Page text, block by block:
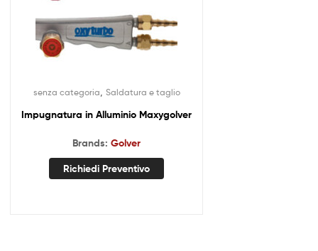
senza categoria Saldatura e taglio
Impugnatura in Alluminio Maxygolver
Brands: Golver
Richiedi Preventivo